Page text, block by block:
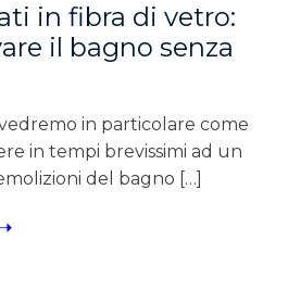
in fibra di vetro:
il bagno senza
in particolare come
in tempi brevissimi ad un
del bagno […]